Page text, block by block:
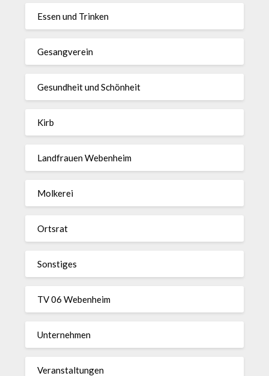
Essen und Trinken
Gesangverein
Gesundheit und Schönheit
Kirb
Landfrauen Webenheim
Molkerei
Ortsrat
Sonstiges
TV 06 Webenheim
Unternehmen
Veranstaltungen